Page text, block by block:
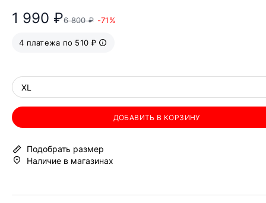
1 990 ₽6 800 ₽ -71%
4 платежа по 510 ₽
XL
ДОБАВИТЬ В КОРЗИНУ
Подобрать размер
Наличие в магазинах